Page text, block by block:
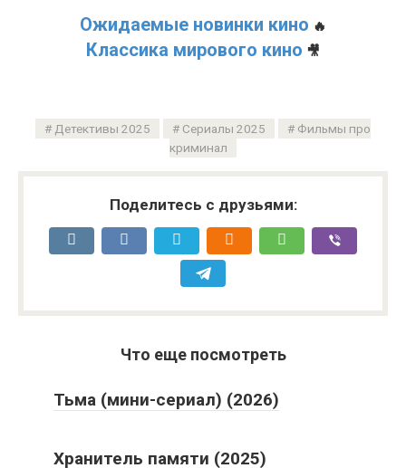
Ожидаемые новинки кино 🔥
Классика мирового кино 🎥
Детективы 2025 Сериалы 2025
Фильмы про
криминал
Поделитесь с друзьями:
Что еще посмотреть
Тьма (мини-сериал) (2026)
Хранитель памяти (2025)